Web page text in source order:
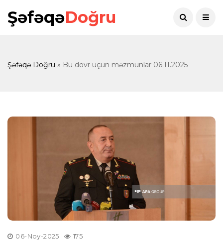
ŞəfəqəDoğru
Şəfəqə Doğru » Bu dövr üçün məzmunlar 06.11.2025
06-Noy-2025 175